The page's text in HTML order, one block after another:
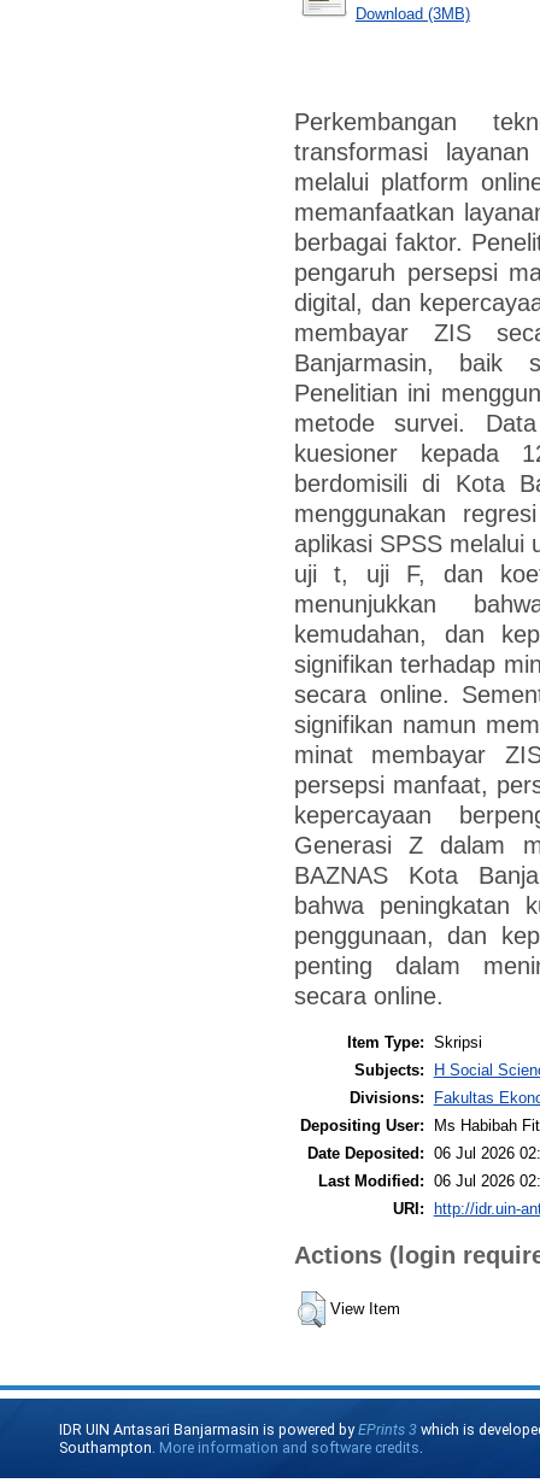
Download (3MB)
Perkembangan
transformasi
melalui platform
memanfaatkan
berbagai faktor.
pengaruh persepsi
digital, dan
membayar ZIS
Banjarmasin, baik
Penelitian ini
metode survei.
kuesioner kepada
berdomisili di Kota
menggunakan
aplikasi SPSS melalui
uji t, uji F, dan
menunjukkan
kemudahan, dan
signifikan terhadap
secara online.
signifikan namun
minat membayar
persepsi manfaat,
kepercayaan
Generasi Z dalam
BAZNAS Kota
bahwa peningkatan
penggunaan, dan
penting dalam
secara online.
Item Type: Skripsi
Subjects:
H Social
Divisions:
Fakultas
Depositing User:
Ms Habibah
Date Deposited: 06 Jul 2026
Last Modified: 06 Jul 2026
URI: http://idr.uin-
Actions (login
View Item
IDR UIN Antasari Banjarmasin is powered byEPrints 3 which is
Southampton. More information and software credits.